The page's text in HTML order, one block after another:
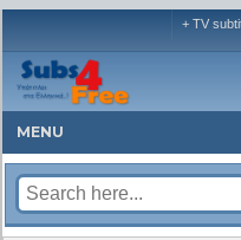
+ TV
MENU